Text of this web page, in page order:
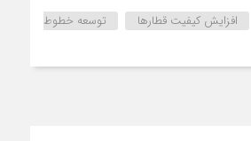
افزایش کیفیت قطارها
توسعه خطوط